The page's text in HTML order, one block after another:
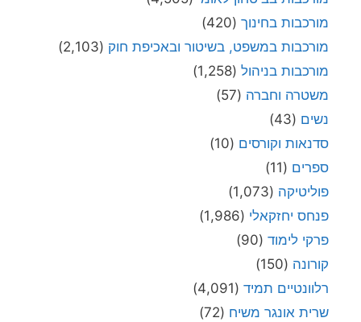
מורכבות בחינוך (420)
מורכבות במשפט, בשיטור ובאכיפת חוק (2,103)
מורכבות בניהול (1,258)
משטרה וחברה (57)
נשים (43)
סדנאות וקורסים (10)
ספרים (11)
פוליטיקה (1,073)
פנחס יחזקאלי (1,986)
פרקי לימוד (90)
קורונה (150)
רלוונטיים תמיד (4,091)
שרית אונגר משיח (72)